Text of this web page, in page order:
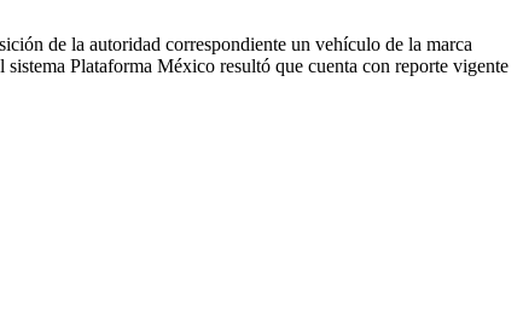
de la autoridad correspondiente un vehículo de la marca
Plataforma México resultó que cuenta con reporte vigente